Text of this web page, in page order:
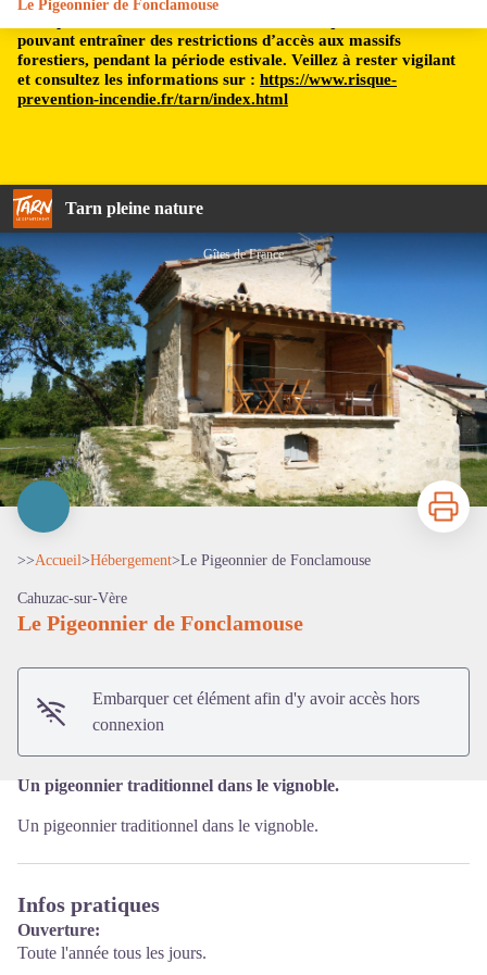
pouvant entraîner des restrictions d’accès aux massifs
forestiers, pendant la période estivale. Veillez à rester vigilant
et consultez les informations sur : https://www.risque-
prevention-incendie.fr/tarn/index.html
Tarn pleine nature
Le Pigeonnier de Fonclamouse
Gîtes de France
Imprimer
>>Accueil>Hébergement>Le Pigeonnier de Fonclamouse
Cahuzac-sur-Vère
Le Pigeonnier de Fonclamouse
Embarquer cet élément afin d'y avoir accès hors
connexion
Un pigeonnier traditionnel dans le vignoble.
Un pigeonnier traditionnel dans le vignoble.
Infos pratiques
Ouverture:
Toute l'année tous les jours.